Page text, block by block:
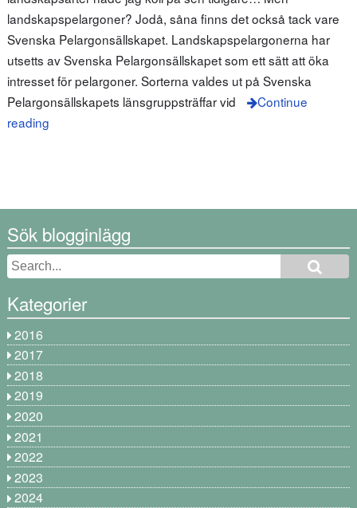
landskapspelargoner? Jodå, såna finns det också tack vare
Svenska Pelargonsällskapet. Landskapspelargonerna har
utsetts av Svenska Pelargonsällskapet som ett sätt att öka
intresset för pelargoner. Sorterna valdes ut på Svenska
Pelargonsällskapets länsgruppsträffar vid
Continue
reading
Sök blogginlägg
Kategorier
2016
2017
2018
2019
2020
2021
2022
2023
2024